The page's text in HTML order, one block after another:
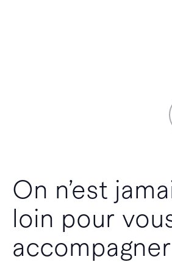
On n’est
loin pour
accompagner